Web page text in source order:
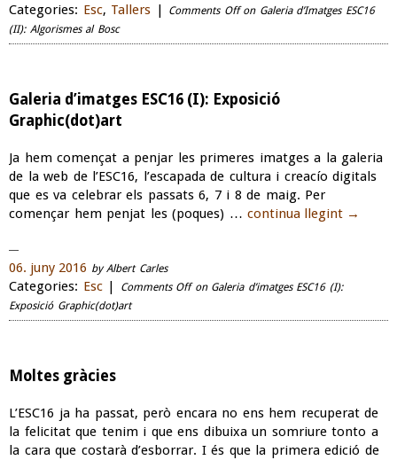
Categories: Esc, Tallers | Comments Offon Galeria d’Imatges ESC16
(II): Algorismes al Bosc
Galeria d’imatges ESC16 (I): Exposició
Graphic(dot)art
Ja hem començat a penjar les primeres imatges a la galeria
de la web de l’ESC16, l’escapada de cultura i creacío digitals
que es va celebrar els passats 6, 7 i 8 de maig. Per
començar hem penjat les (poques) … continua llegint →
06. juny 2016 by Albert Carles
Categories: Esc| Comments Offon Galeria d’imatges ESC16 (I):
Exposició Graphic(dot)art
Moltes gràcies
L’ESC16 ja ha passat, però encara no ens hem recuperat de
la felicitat que tenim i que ens dibuixa un somriure tonto a
la cara que costarà d’esborrar. I és que la primera edició de